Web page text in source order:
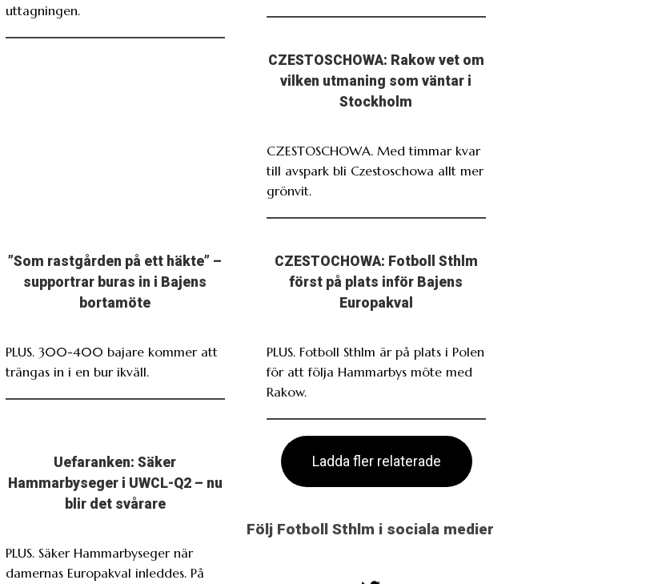
uttagningen.
CZESTOSCHOWA: Rakow vet om
vilken utmaning som väntar i
Stockholm
CZESTOSCHOWA. Med timmar kvar
till avspark bli Czestoschowa allt mer
grönvit.
”Som rastgården på ett häkte” –
supportrar buras in i Bajens
bortamöte
PLUS. 300-400 bajare kommer att
trängas in i en bur ikväll.
CZESTOCHOWA: Fotboll Sthlm
först på plats inför Bajens
Europakval
PLUS. Fotboll Sthlm är på plats i Polen
för att följa Hammarbys möte med
Rakow.
Uefaranken: Säker
Hammarbyseger i UWCL-Q2 – nu
blir det svårare
PLUS. Säker Hammarbyseger när
damernas Europakval inleddes. På
Ladda fler relaterade
Följ Fotboll Sthlm i sociala medier